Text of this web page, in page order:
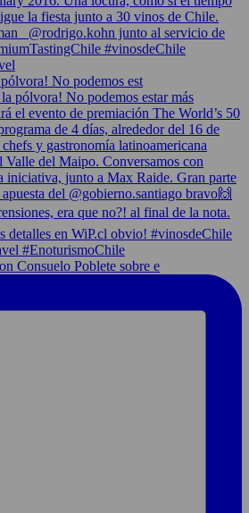
No podemos est
Consuelo Poblete sobre e